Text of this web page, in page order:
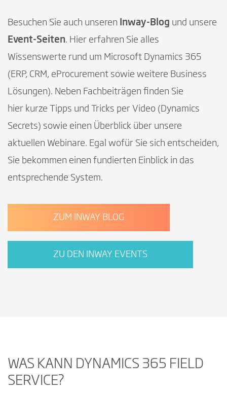
Besuchen Sie auch unseren Inway-Blog und unsere
Event-Seiten. Hier erfahren Sie alles
Wissenswerte rund um Microsoft Dynamics 365
(ERP, CRM, eProcurement sowie weitere Business
Lösungen). Neben Fachbeiträgen finden Sie
hier kurze Tipps und Tricks per Video (Dynamics
Secrets) sowie einen Überblick über unsere
aktuellen Webinare. Egal wofür Sie sich entscheiden,
Sie bekommen einen fundierten Einblick in das
entsprechende System.
ZUM INWAY BLOG
ZU DEN INWAY EVENTS
WAS KANN DYNAMICS 365 FIELD
SERVICE?